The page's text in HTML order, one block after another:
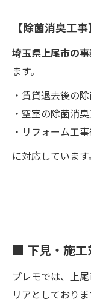
【除菌消臭工事】
埼玉県上尾市の
ます。
・賃貸退去後の
・空室の除菌消
・リフォーム工
に対応しています。
■ 下見・施工
プレモでは、上
リアとしておりま